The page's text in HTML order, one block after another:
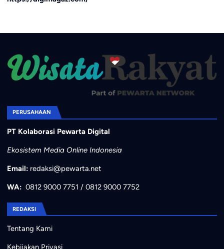
PERUSAHAAN
PT Kolaborasi Pewarta Digital
Ekosistem Media Online Indonesia
Email: redaksi@pewarta.net
WA: 0812 9000 7751 / 0812 9000 7752
REDAKSI
Tentang Kami
Kebijakan Privasi